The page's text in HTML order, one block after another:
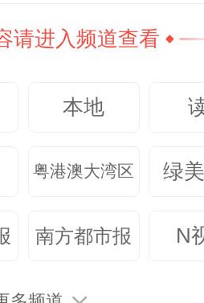
。
标准的全面落地以
”的转型，构建房
力。
请进入频道查看
本地
粤港澳大湾区 绿
南方都市报 N